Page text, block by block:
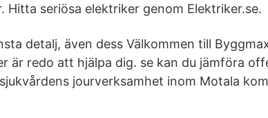
Hitta seriösa elektriker genom Elektriker.se.
detalj, även dess Välkommen till
är redo att hjälpa dig. se kan du jämföra
jourverksamhet inom Motala